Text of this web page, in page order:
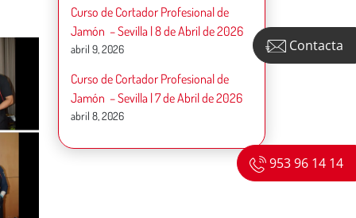
Contacta
953 96 14 14
Curso de Cortador Profesional de
Jamón – Sevilla | 8 de Abril de 2026
abril 9, 2026
Curso de Cortador Profesional de
Jamón – Sevilla | 7 de Abril de 2026
abril 8, 2026